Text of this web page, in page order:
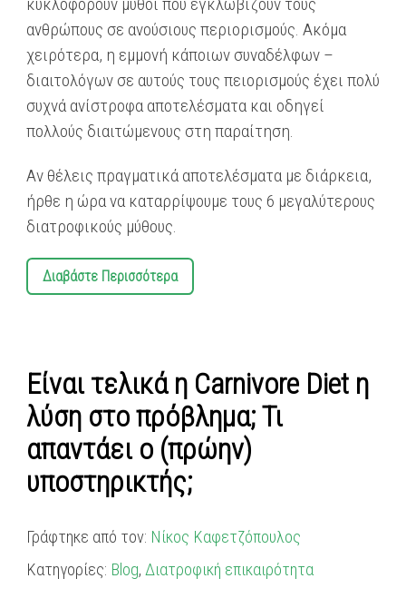
ανθρώπους σε ανούσιους περιορισμούς. Ακόμα
χειρότερα, η εμμονή κάποιων συναδέλφων –
διαιτολόγων σε αυτούς τους πειορισμούς έχει πολύ
συχνά ανίστροφα αποτελέσματα και οδηγεί
πολλούς διαιτώμενους στη παραίτηση.
Αν θέλεις πραγματικά αποτελέσματα με διάρκεια,
ήρθε η ώρα να καταρρίψουμε τους 6 μεγαλύτερους
διατροφικούς μύθους.
Διαβάστε Περισσότερα
Είναι τελικά η Carnivore Diet η
λύση στο πρόβλημα; Τι
απαντάει ο (πρώην)
υποστηρικτής;
Γράφτηκε από τον: Νίκος Καφετζόπουλος
Κατηγορίες: Blog, Διατροφική επικαιρότητα